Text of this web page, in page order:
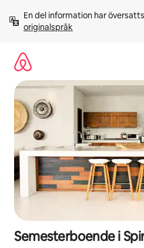
innehåll
En del information har
originalspråk
Semesterboende i